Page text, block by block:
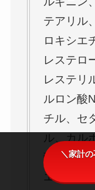
テアリル
ロキシエ
レステロ
レステリ
ルロン酸
チル、セ
ル、カル
酸化ナト
エン酸Na
＼家計